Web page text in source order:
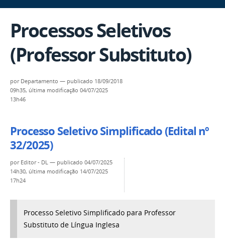
Processos Seletivos
(Professor Substituto)
por Departamento — publicado 18/09/2018
09h35, última modificação 04/07/2025
13h46
Processo Seletivo Simplificado (Edital nº
32/2025)
por Editor - DL — publicado 04/07/2025
14h30, última modificação 14/07/2025
17h24
Processo Seletivo Simplificado para Professor
Substituto de Língua Inglesa